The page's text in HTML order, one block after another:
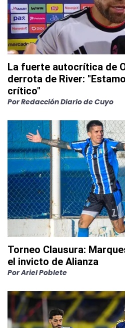
La fuerte autocrítica de
derrota de River:
crítico"
PorRedacción Diario de Cuyo
Torneo Clausura:
el invicto de Alianza
PorAriel Poblete